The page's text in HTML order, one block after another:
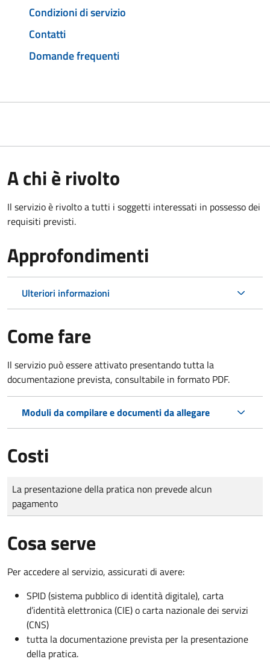
Condizioni di servizio
Contatti
Domande frequenti
A chi è rivolto
Il servizio è rivolto a tutti i soggetti interessati in possesso dei
requisiti previsti.
Approfondimenti
Ulteriori informazioni
Come fare
Il servizio può essere attivato presentando tutta la
documentazione prevista, consultabile in formato PDF.
Moduli da compilare e documenti da allegare
Costi
Tipo di pagamento
Importo
La presentazione della pratica non prevede alcun
pagamento
Cosa serve
Per accedere al servizio, assicurati di avere:
SPID (sistema pubblico di identità digitale), carta
d’identità elettronica (CIE) o carta nazionale dei servizi
(CNS)
tutta la documentazione prevista per la presentazione
della pratica.